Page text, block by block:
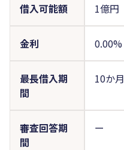
借入可能額 1億円
金利 0.00%
最長借入期
間
10か月
審査回答期
間
ー